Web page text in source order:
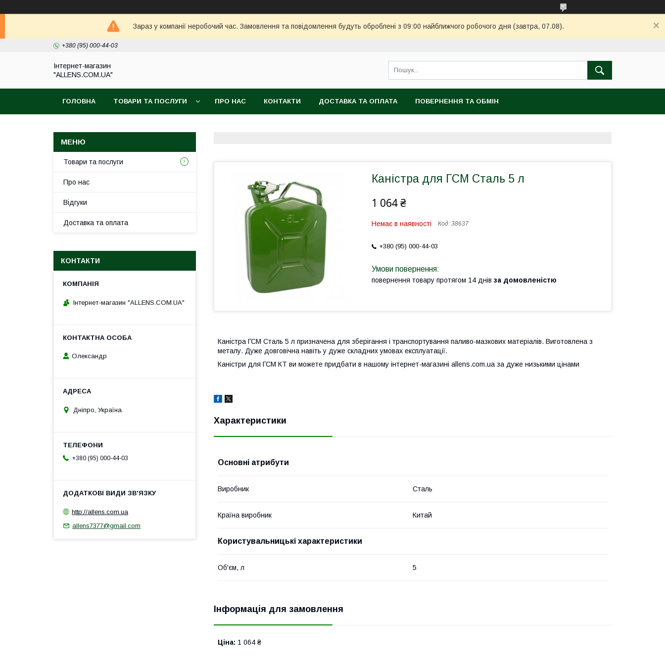
Зараз у компанії неробочий час. Замовлення та повідомлення будуть оброблені з 09:00 найближчого робочого дня (завтра, 07.08).
+380 (95) 000-44-03
Інтернет-магазин
"ALLENS.COM.UA"
ГОЛОВНА ТОВАРИ ТА ПОСЛУГИ ПРО НАС КОНТАКТИ ДОСТАВКА ТА ОПЛАТА ПОВЕРНЕННЯ ТА ОБМІН
Каністра для ГСМ Сталь 5 л
1 064 ₴
Немає в наявності Код: 38637
+380 (95) 000-44-03
повернення товару протягом 14 днів за домовленістю
Каністра ГСМ Сталь 5 л призначена для зберігання і транспортування паливо-мазкових матеріалів. Виготовлена з
металу. Дуже довговічна навіть у дуже складних умовах експлуатації.
Каністри для ГСМ КТ ви можете придбати в нашому інтернет-магазині allens.com.ua за дуже низькими цінами
Характеристики
Основні атрибути
Виробник Сталь
Країна виробник Китай
Користувальницькі характеристики
Об'єм, л 5
Інформація для замовлення
Ціна: 1 064 ₴
Товари та послуги
Про нас
Відгуки
Доставка та оплата
КОНТАКТИ
Інтернет-магазин "ALLENS.COM.UA"
Олександр
Дніпро, Україна
+380 (95) 000-44-03
http://allens.com.ua
allens7377@gmail.com